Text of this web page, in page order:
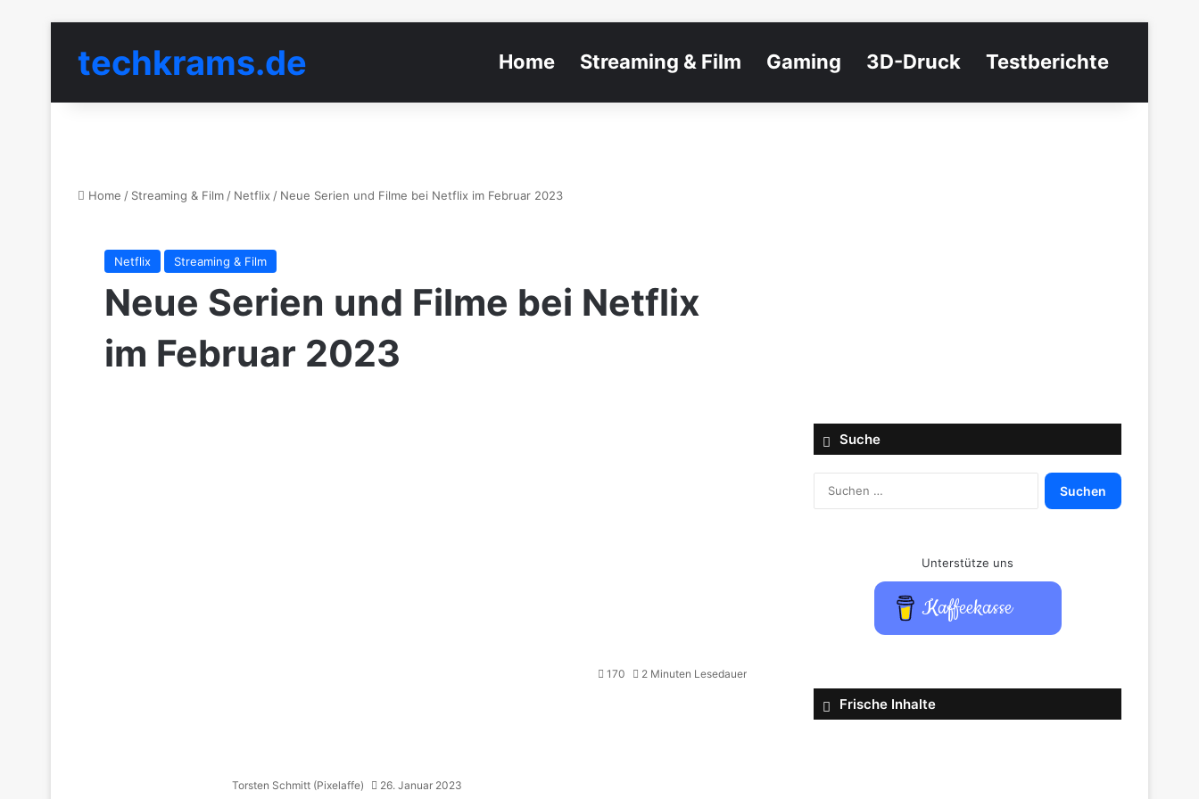
techkrams.de Home Streaming & Film Gaming 3D-Druck Testberichte
Home / Streaming & Film / Netflix / Neue Serien und Filme bei Netflix im Februar 2023
Netflix Streaming & Film
Neue Serien und Filme bei Netflix
im Februar 2023
Torsten Schmitt (Pixelaffe) 26. Januar 2023
170 2 Minuten Lesedauer
Suche
Suchen
nach:
Unterstütze uns
Kaffeekasse
Frische Inhalte